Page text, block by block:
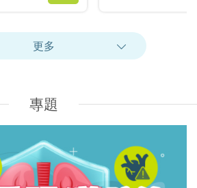
更多
專題